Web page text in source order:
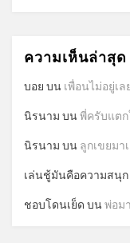
ความเห็นล่าสุด
บอย บน เพื่อนไม่อยู่เ
นิรนาม บนพี่ครับแตก
นิรนาม บน ลูกเขยมา
เล่นชู้มันคือความสนุก
ชอบโดนเย็ด บนพ่อม